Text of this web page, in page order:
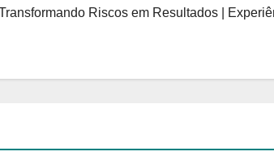
Riscos em Resultados |